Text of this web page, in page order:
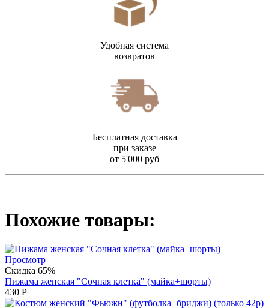
Удобная система
возвратов
Бесплатная доставка
при заказе
от 5'000 руб
Похожие товары:
Просмотр
Скидка 65%
Пижама женская "Сочная клетка" (майка+шорты)
430 Р